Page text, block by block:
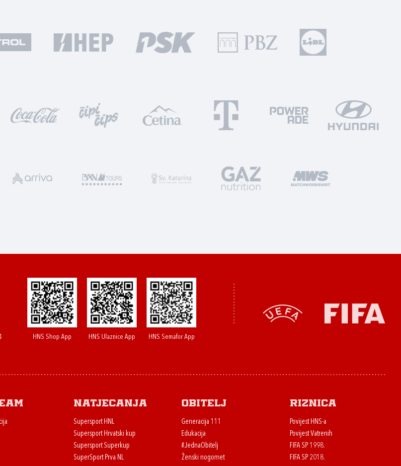
HNS Shop App HNS Ulaznice App HNS Semafor App
Natjecanja
Supersport HNL
Supersport Hrvatski kup
Supersport Superkup
SuperSport Prva NL
Obitelj
Generacija 111
Edukacija
#JednaObitelj
Ženski nogomet
Riznica
Povijest HNS-a
Povijest Vatrenih
FIFA SP 1998.
FIFA SP 2018.